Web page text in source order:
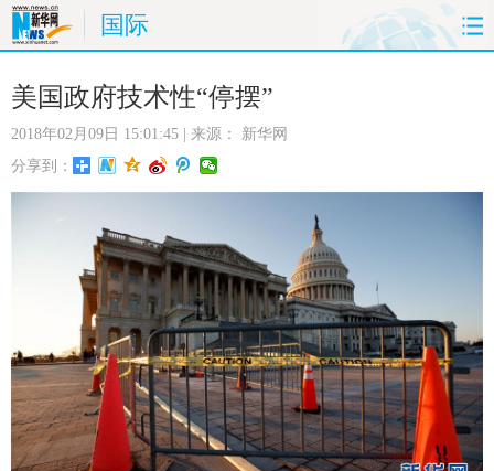
国际
首页 时政
娱乐 体育
时尚 思客 地方 法治
台湾 华人
能源 房产
图片 视频 彩票 食品
旅游 健康 信息化 数据
美国政府技术性“停摆”
2018年02月09日 15:01:45 | 来源： 新华网
分享到：